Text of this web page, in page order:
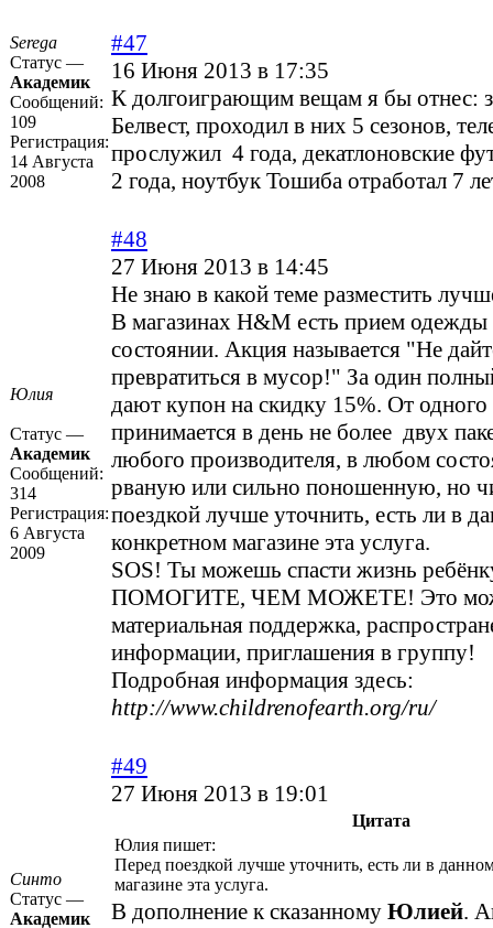
Serega
Статус —
Академик
Сообщений:
109
Регистрация:
14 Августа
2008
#47
16 Июня 2013 в 17:35
К долгоиграющим вещам я бы отнес:
Белвест, проходил в них 5 сезонов,
прослужил 4 года, декатлоновские
2 года, ноутбук Тошиба отработал 7
Юлия
Статус —
Академик
Сообщений:
314
Регистрация:
6 Августа
2009
#48
27 Июня 2013 в 14:45
Не знаю в какой теме разместить
В магазинах H&M есть прием
состоянии. Акция называется "Не
превратиться в мусор!" За один
дают купон на скидку 15%. От одного
принимается в день не более двух
любого производителя, в любом
рваную или сильно поношенную, но
поездкой лучше уточнить, есть ли в
конкретном магазине эта услуга.
SOS! Ты можешь спасти жизнь
ПОМОГИТЕ, ЧЕМ МОЖЕТЕ! Это
материальная поддержка,
информации, приглашения в группу!
Подробная информация здесь:
http://www.childrenofearth.org/ru/
Синто
Статус —
Академик
#49
27 Июня 2013 в 19:01
Цитата
Юлия пишет:
Перед поездкой лучше уточнить, есть ли в
магазине эта услуга.
В дополнение к сказанному Юлией.